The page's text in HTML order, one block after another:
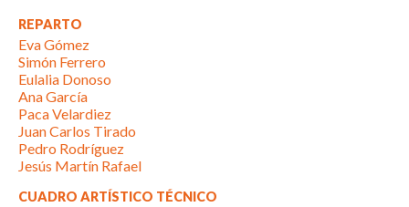
REPARTO
Eva Gómez
Simón Ferrero
Eulalia Donoso
Ana García
Paca Velardiez
Juan Carlos Tirado
Pedro Rodríguez
Jesús Martín Rafael
CUADRO ARTÍSTICO TÉCNICO